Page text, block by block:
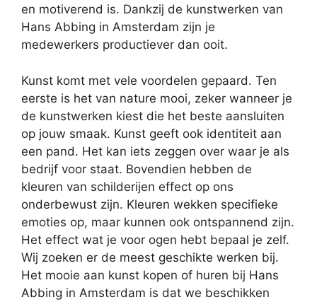
en motiverend is. Dankzij de kunstwerken van
Hans Abbing in Amsterdam zijn je
medewerkers productiever dan ooit.
Kunst komt met vele voordelen gepaard. Ten
eerste is het van nature mooi, zeker wanneer je
de kunstwerken kiest die het beste aansluiten
op jouw smaak. Kunst geeft ook identiteit aan
een pand. Het kan iets zeggen over waar je als
bedrijf voor staat. Bovendien hebben de
kleuren van schilderijen effect op ons
onderbewust zijn. Kleuren wekken specifieke
emoties op, maar kunnen ook ontspannend zijn.
Het effect wat je voor ogen hebt bepaal je zelf.
Wij zoeken er de meest geschikte werken bij.
Het mooie aan kunst kopen of huren bij Hans
Abbing in Amsterdam is dat we beschikken